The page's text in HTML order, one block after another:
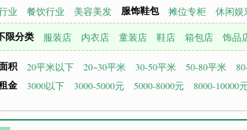
业 餐饮行业 美容美发 服饰鞋包 摊位专柜 休闲娱
限分类 服装店 内衣店 童装店 鞋店 箱包店 饰品
积 20平米以下 20~30平米 30-50平米 50-80平米
金 3000以下 3000-5000元 5000-8000元 8000-10000